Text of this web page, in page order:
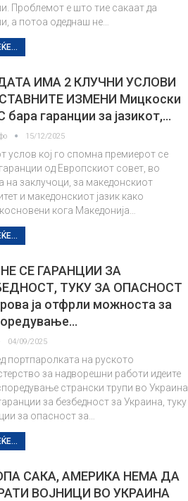
Проблемот е што тие сакаат да
а потоа одеднаш не…
ИМА 2 КЛУЧНИ УСЛОВИ
ИЗМЕНИ Мицкоски
бара гаранции за јазикот,…
15/12/2025
услов кој го спомна премиерот се
од Европскиот совет, во
на заклучоци, за македонскиот
и македонскиот јазик како
кога Македонија…
СЕ ГАРАНЦИИ ЗА
ТУКУ ЗА ОПАСНОСТ
ја отфрли можноста за
04/09/2025
портпаролката на руското
за надворешни работи идеите
странски трупи во Украина
за безбедност за Украина, туку
за опасност за…
САКА, АМЕРИКА НЕМА ДА
ВОЈНИЦИ ВО УКРАИНА